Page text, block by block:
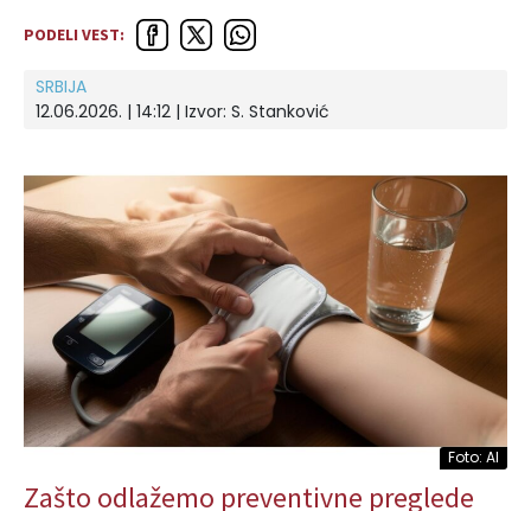
PODELI VEST:
SRBIJA
12.06.2026. | 14:12 | Izvor: S. Stanković
Foto: AI
Zašto odlažemo preventivne preglede